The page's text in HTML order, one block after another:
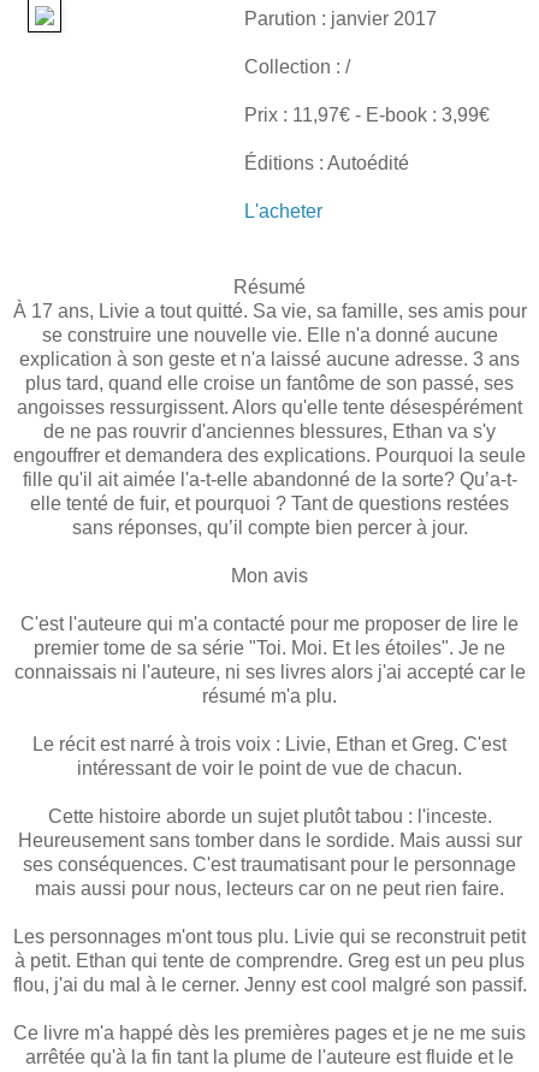
Parution : janvier 2017
Collection : /
Prix : 11,97€ - E-book : 3,99€
Éditions : Autoédité
L'acheter
Résumé
À 17 ans, Livie a tout quitté. Sa vie, sa famille, ses amis pour
se construire une nouvelle vie. Elle n'a donné aucune
explication à son geste et n'a laissé aucune adresse. 3 ans
plus tard, quand elle croise un fantôme de son passé, ses
angoisses ressurgissent. Alors qu'elle tente désespérément
de ne pas rouvrir d'anciennes blessures, Ethan va s'y
engouffrer et demandera des explications. Pourquoi la seule
fille qu'il ait aimée l'a-t-elle abandonné de la sorte? Qu’a-t-
elle tenté de fuir, et pourquoi ? Tant de questions restées
sans réponses, qu’il compte bien percer à jour.
Mon avis
C'est l'auteure qui m'a contacté pour me proposer de lire le
premier tome de sa série "Toi. Moi. Et les étoiles". Je ne
connaissais ni l'auteure, ni ses livres alors j'ai accepté car le
résumé m'a plu.
Le récit est narré à trois voix : Livie, Ethan et Greg. C'est
intéressant de voir le point de vue de chacun.
Cette histoire aborde un sujet plutôt tabou : l'inceste.
Heureusement sans tomber dans le sordide. Mais aussi sur
ses conséquences. C'est traumatisant pour le personnage
mais aussi pour nous, lecteurs car on ne peut rien faire.
Les personnages m'ont tous plu. Livie qui se reconstruit petit
à petit. Ethan qui tente de comprendre. Greg est un peu plus
flou, j'ai du mal à le cerner. Jenny est cool malgré son passif.
Ce livre m'a happé dès les premières pages et je ne me suis
arrêtée qu'à la fin tant la plume de l'auteure est fluide et le